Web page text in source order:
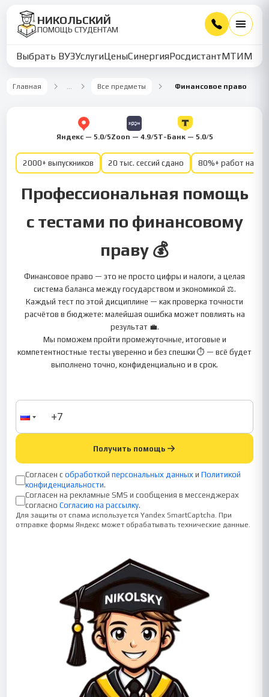
НИКОЛЬСКИЙ
ПОМОЩЬ СТУДЕНТАМ
Выбрать ВУЗУслугиЦеныСинергияРосдистантМТИММУ
Главная … Все предметы Финансовое право
Яндекс — 5.0/5Zoon — 4.9/5Т-Банк — 5.0/5
2000+ выпускников 20 тыс. сессий сдано 80%+ работ на
Профессиональная помощь
с тестами по финансовому
праву 💰
Финансовое право — это не просто цифры и налоги, а целая
система баланса между государством и экономикой ⚖️.
Каждый тест по этой дисциплине — как проверка точности
расчётов в бюджете: малейшая ошибка может повлиять на
результат 💼.
Мы поможем пройти промежуточные, итоговые и
компетентностные тесты уверенно и без спешки ⏱️ — всё будет
выполнено точно, конфиденциально и в срок.
Получить помощь
Согласен с обработкой персональных данных и Политикой
конфиденциальности.
Согласен на рекламные SMS и сообщения в мессенджерах
согласно Согласию на рассылку.
Для защиты от спама используется Yandex SmartCaptcha. При
отправке формы Яндекс может обрабатывать технические данные.